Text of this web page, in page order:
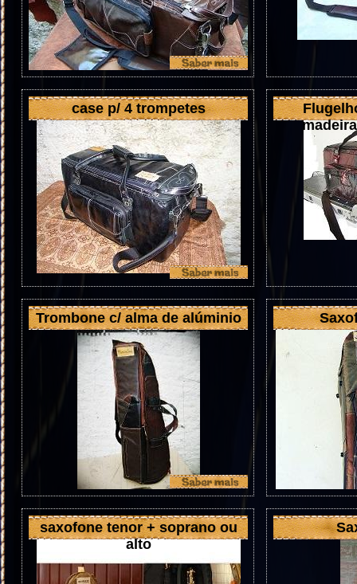
case p/ 4 trompetes
Trombone c/ alma de alúminio
saxofone tenor + soprano ou
alto